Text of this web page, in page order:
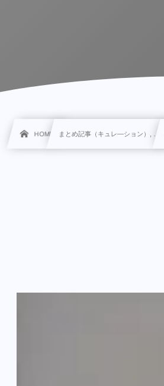
HOME まとめ記事（キュレ―ション）, …